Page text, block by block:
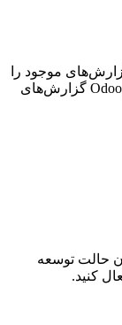
موجود را
سفارشی کنید یا با استفاده از ابزارهای گزارش Odoo گزارش‌های
حالت توسعه
کنید.